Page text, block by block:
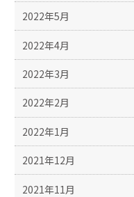
2022年5月
2022年4月
2022年3月
2022年2月
2022年1月
2021年12月
2021年11月